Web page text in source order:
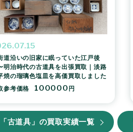
道沿いの旧家に眠っていた江戸後
明治時代の古道具を出張買取｜淡路
焼の瑠璃色塩皿を高価買取しました
参考価格
100000 円
「古道具」の買取実績一覧